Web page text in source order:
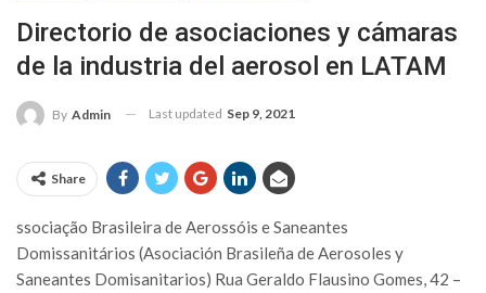
Directorio de asociaciones y cámaras
de la industria del aerosol en LATAM
By Admin Last updated Sep 9, 2021
Share
ssociação Brasileira de Aerossóis e Saneantes
Domissanitários (Asociación Brasileña de Aerosoles y
Saneantes Domisanitarios) Rua Geraldo Flausino Gomes, 42 –